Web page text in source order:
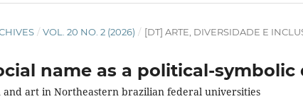
/ VOL. 20 NO. 2 (2026) / [DT] ARTE, DIVERSIDADE E
name as a political-
and art in Northeastern brazilian federal universities